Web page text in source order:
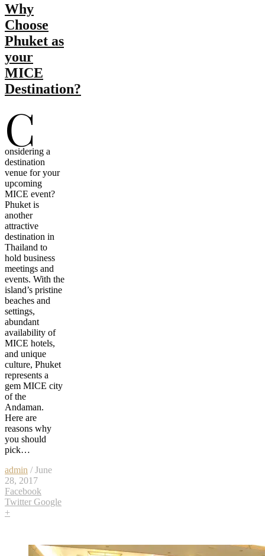
Why
Choose
Phuket as
your
MICE
Destination?
C
onsidering a
destination
venue for your
upcoming
MICE event?
Phuket is
another
attractive
destination in
Thailand to
hold business
meetings and
events. With the
island’s pristine
beaches and
settings,
abundant
availability of
MICE hotels,
and unique
culture, Phuket
represents a
gem MICE city
of the
Andaman.
Here are
reasons why
you should
pick…
admin / June
28, 2017
Facebook
Twitter Google
+